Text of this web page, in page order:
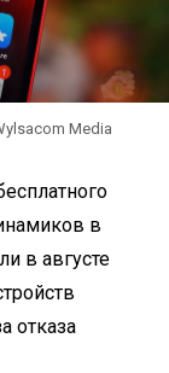
Media
в
в августе
отказа